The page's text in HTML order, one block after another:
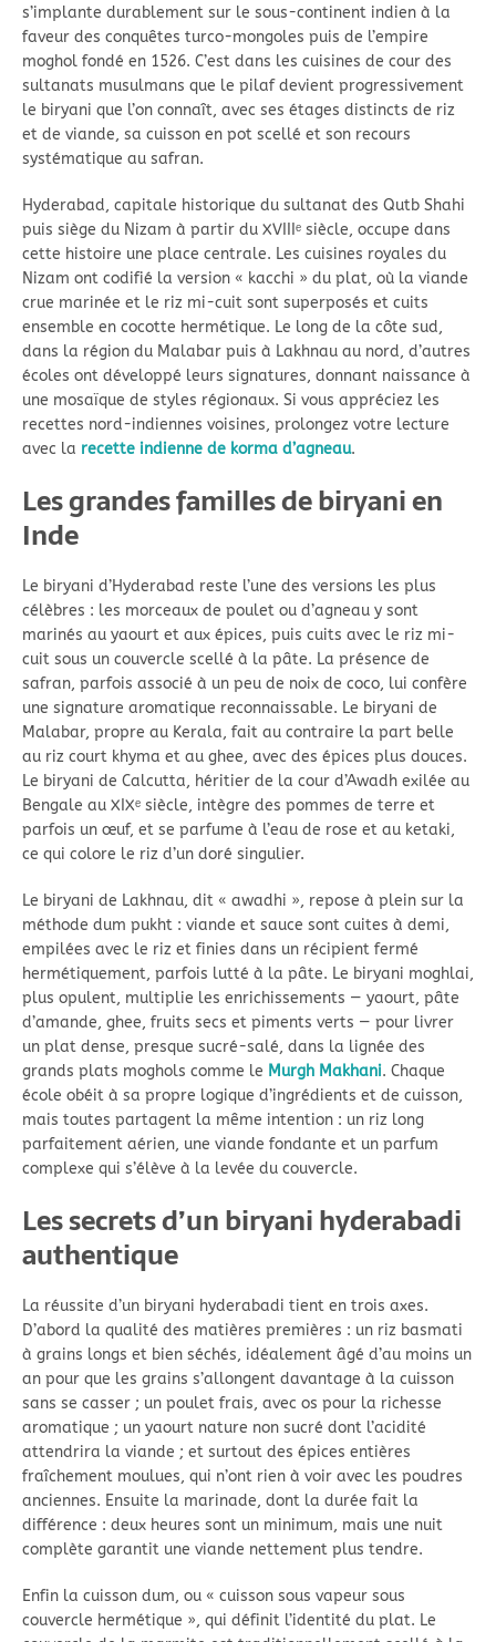
s’implante durablement sur le sous-continent indien à la
faveur des conquêtes turco-mongoles puis de l’empire
moghol fondé en 1526. C’est dans les cuisines de cour des
sultanats musulmans que le pilaf devient progressivement
le biryani que l’on connaît, avec ses étages distincts de riz
et de viande, sa cuisson en pot scellé et son recours
systématique au safran.
Hyderabad, capitale historique du sultanat des Qutb Shahi
puis siège du Nizam à partir du XVIIIᵉ siècle, occupe dans
cette histoire une place centrale. Les cuisines royales du
Nizam ont codifié la version « kacchi » du plat, où la viande
crue marinée et le riz mi-cuit sont superposés et cuits
ensemble en cocotte hermétique. Le long de la côte sud,
dans la région du Malabar puis à Lakhnau au nord, d’autres
écoles ont développé leurs signatures, donnant naissance à
une mosaïque de styles régionaux. Si vous appréciez les
recettes nord-indiennes voisines, prolongez votre lecture
avec la recette indienne de korma d’agneau.
Les grandes familles de biryani en
Inde
Le biryani d’Hyderabad reste l’une des versions les plus
célèbres : les morceaux de poulet ou d’agneau y sont
marinés au yaourt et aux épices, puis cuits avec le riz mi-
cuit sous un couvercle scellé à la pâte. La présence de
safran, parfois associé à un peu de noix de coco, lui confère
une signature aromatique reconnaissable. Le biryani de
Malabar, propre au Kerala, fait au contraire la part belle
au riz court khyma et au ghee, avec des épices plus douces.
Le biryani de Calcutta, héritier de la cour d’Awadh exilée au
Bengale au XIXᵉ siècle, intègre des pommes de terre et
parfois un œuf, et se parfume à l’eau de rose et au ketaki,
ce qui colore le riz d’un doré singulier.
Le biryani de Lakhnau, dit « awadhi », repose à plein sur la
méthode dum pukht : viande et sauce sont cuites à demi,
empilées avec le riz et finies dans un récipient fermé
hermétiquement, parfois lutté à la pâte. Le biryani moghlai,
plus opulent, multiplie les enrichissements — yaourt, pâte
d’amande, ghee, fruits secs et piments verts — pour livrer
un plat dense, presque sucré-salé, dans la lignée des
grands plats moghols comme le Murgh Makhani. Chaque
école obéit à sa propre logique d’ingrédients et de cuisson,
mais toutes partagent la même intention : un riz long
parfaitement aérien, une viande fondante et un parfum
complexe qui s’élève à la levée du couvercle.
Les secrets d’un biryani hyderabadi
authentique
La réussite d’un biryani hyderabadi tient en trois axes.
D’abord la qualité des matières premières : un riz basmati
à grains longs et bien séchés, idéalement âgé d’au moins un
an pour que les grains s’allongent davantage à la cuisson
sans se casser ; un poulet frais, avec os pour la richesse
aromatique ; un yaourt nature non sucré dont l’acidité
attendrira la viande ; et surtout des épices entières
fraîchement moulues, qui n’ont rien à voir avec les poudres
anciennes. Ensuite la marinade, dont la durée fait la
différence : deux heures sont un minimum, mais une nuit
complète garantit une viande nettement plus tendre.
Enfin la cuisson dum, ou « cuisson sous vapeur sous
couvercle hermétique », qui définit l’identité du plat. Le